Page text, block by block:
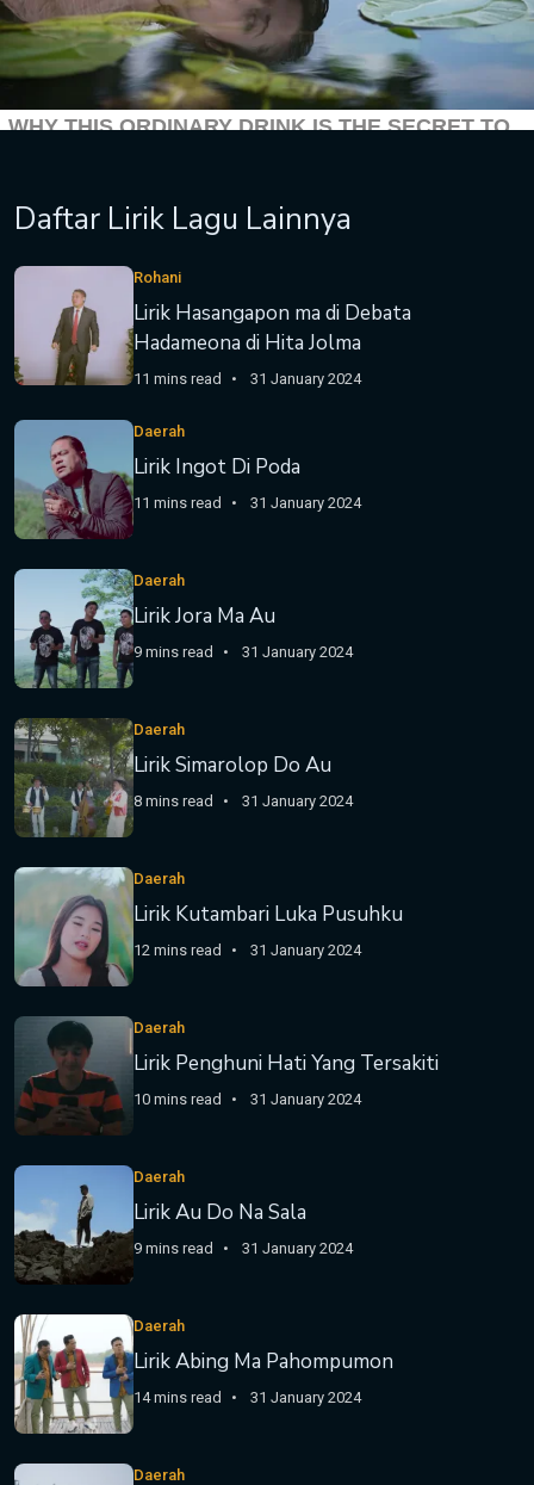
Daftar Lirik Lagu Lainnya
Rohani
Lirik Hasangapon ma di Debata
Hadameona di Hita Jolma
11 mins read 31 January 2024
Daerah
Lirik Ingot Di Poda
11 mins read 31 January 2024
Daerah
Lirik Jora Ma Au
9 mins read 31 January 2024
Daerah
Lirik Simarolop Do Au
8 mins read 31 January 2024
Daerah
Lirik Kutambari Luka Pusuhku
12 mins read 31 January 2024
Daerah
Lirik Penghuni Hati Yang Tersakiti
10 mins read 31 January 2024
Daerah
Lirik Au Do Na Sala
9 mins read 31 January 2024
Daerah
Lirik Abing Ma Pahompumon
14 mins read 31 January 2024
Daerah